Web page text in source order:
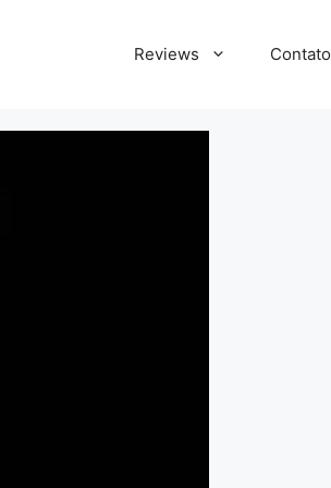
Reviews Contato